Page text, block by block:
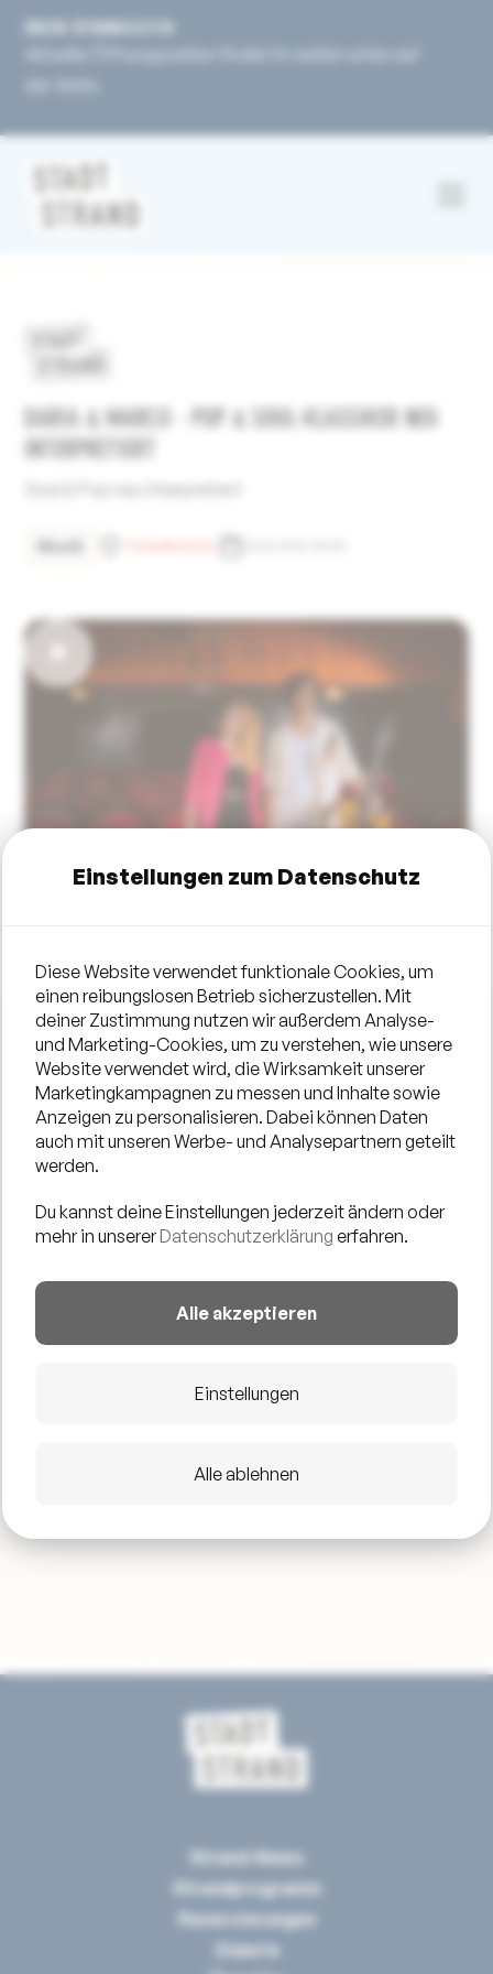
DARIA & MARCO - POP & SOUL-KLASSIKER NEU
INTERPRETIERT
Musik
DARIA & MARCO sind ein Pop-&-Soul-Duo aus Köln, das
seit vielen Jahren gemeinsam Musik macht.
Mit Authentizität, Wärme und Nähe interpretieren sie
ausgewählte Soul- und Popklassiker in eigenen
Arrangements.
Sängerin Daria Assmus überzeugt mit einer tiefen,
Silvestri mit gefühlvollen Soli und Loops einen satten,
mitreißenden Klang entstehen lässt.
Strand-News
Strandprogramm
Reservierungen
Galerie
Einstellungen zum Datenschutz
Diese Website verwendet funktionale Cookies, um
einen reibungslosen Betrieb sicherzustellen. Mit
deiner Zustimmung nutzen wir außerdem Analyse-
und Marketing-Cookies, um zu verstehen, wie unsere
Website verwendet wird, die Wirksamkeit unserer
Marketingkampagnen zu messen und Inhalte sowie
Anzeigen zu personalisieren. Dabei können Daten
auch mit unseren Werbe- und Analysepartnern geteilt
werden.
Du kannst deine Einstellungen jederzeit ändern oder
mehr in unsererDatenschutzerklärung erfahren.
Alle akzeptieren
Einstellungen
Alle ablehnen